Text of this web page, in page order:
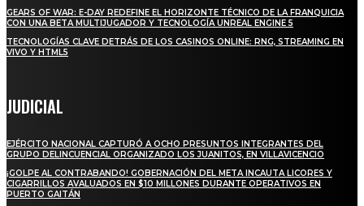
GEARS OF WAR: E-DAY REDEFINE EL HORIZONTE TÉCNICO DE LA FRANQUICIA
CON UNA BETA MULTIJUGADOR Y TECNOLOGÍA UNREAL ENGINE 5
TECNOLOGÍAS CLAVE DETRÁS DE LOS CASINOS ONLINE: RNG, STREAMING EN
VIVO Y HTML5
JUDICIAL
EJÉRCITO NACIONAL CAPTURÓ A OCHO PRESUNTOS INTEGRANTES DEL
GRUPO DELINCUENCIAL ORGANIZADO LOS JUANITOS, EN VILLAVICENCIO
¡GOLPE AL CONTRABANDO! GOBERNACIÓN DEL META INCAUTA LICORES Y
CIGARRILLOS AVALUADOS EN $10 MILLONES DURANTE OPERATIVOS EN
PUERTO GAITÁN